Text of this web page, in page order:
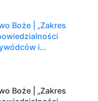
Boże | „Zakres
i
Boże | „Zakres